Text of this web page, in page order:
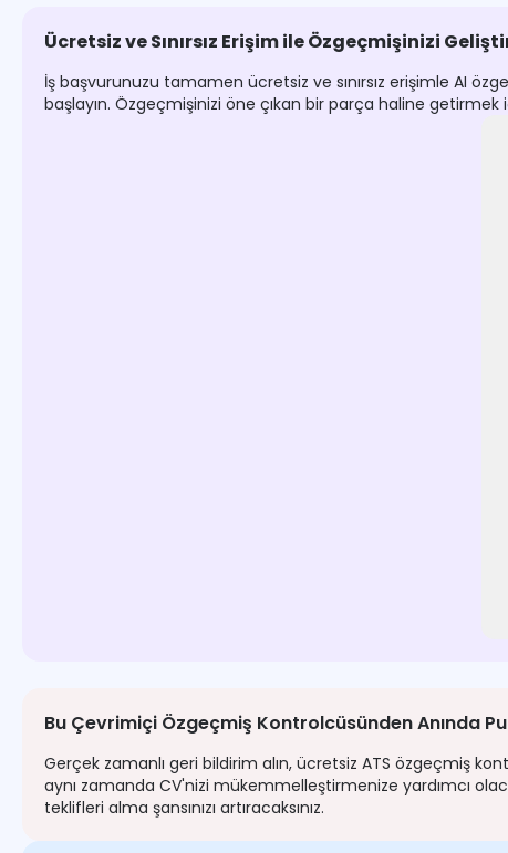
Ücretsiz ve Sınırsız Erişim ile Özgeçmişinizi
İş başvurunuzu tamamen ücretsiz ve sınırsız erişimle AI
başlayın. Özgeçmişinizi öne çıkan bir parça haline
Bu Çevrimiçi Özgeçmiş Kontrolcüsünden Anında
Gerçek zamanlı geri bildirim alın, ücretsiz ATS özgeçmiş
aynı zamanda CV'nizi mükemmelleştirmenize yardımcı
teklifleri alma şansınızı artıracaksınız.